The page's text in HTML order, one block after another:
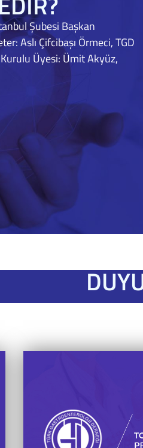
Şubesi Başkan
Aslı Çifcibaşı Örmeci, TGD
Üyesi: Ümit Akyüz,